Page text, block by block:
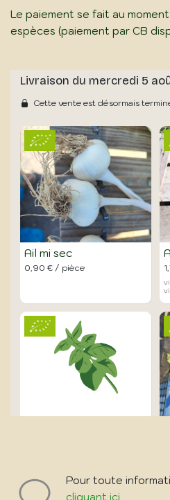
Le paiement se fait au
espèces (paiement par CB
Pour toute
cliquant ici